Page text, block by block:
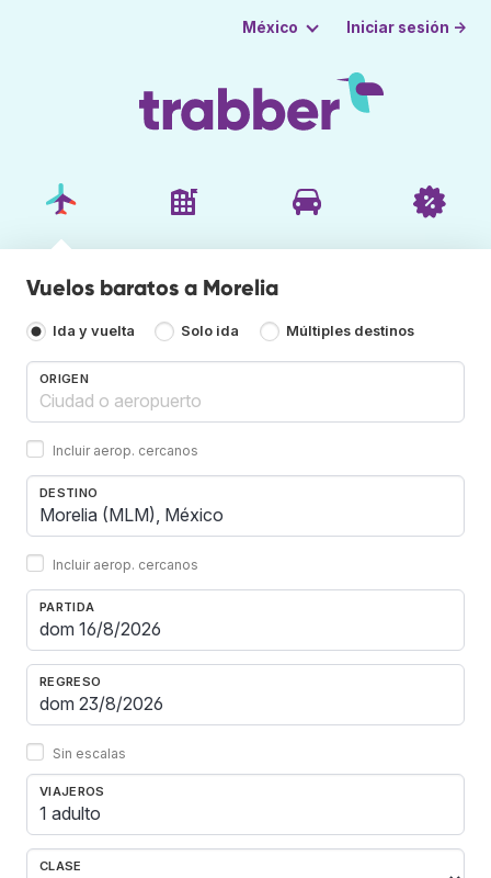
México Iniciar sesión →
Vuelos baratos a Morelia
Ida y vuelta Solo ida Múltiples destinos
ORIGEN
Incluir aerop. cercanos
DESTINO
Incluir aerop. cercanos
PARTIDA
REGRESO
Sin escalas
VIAJEROS
1 adulto
CLASE